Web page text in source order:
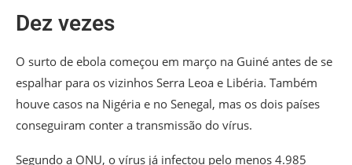
Dez vezes
O surto de ebola começou em março na Guiné antes de se
espalhar para os vizinhos Serra Leoa e Libéria. Também
houve casos na Nigéria e no Senegal, mas os dois países
conseguiram conter a transmissão do vírus.
Segundo a ONU, o vírus já infectou pelo menos 4.985